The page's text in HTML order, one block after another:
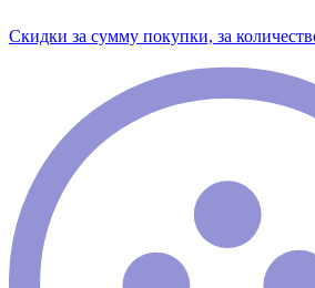
Скидки за сумму покупки, за